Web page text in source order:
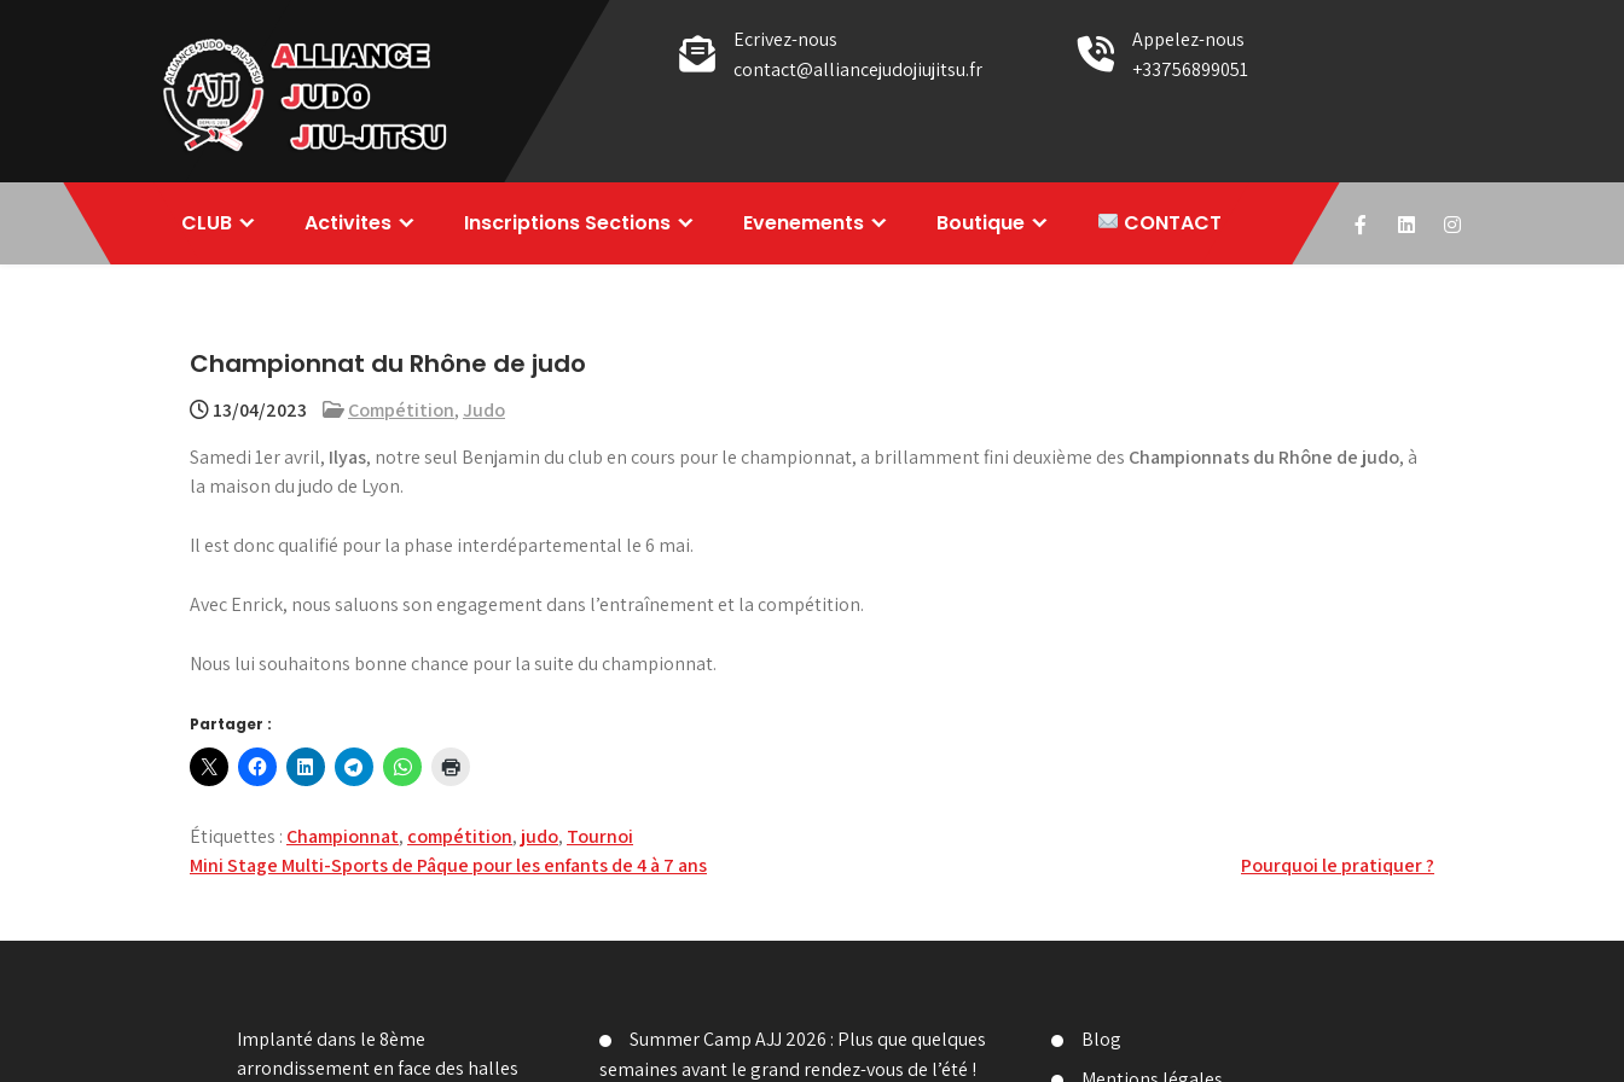
Alliance Judo
Jiu-jitsu
Ecrivez-nous
contact@alliancejudojiujitsu.fr
Appelez-nous
+33756899051
CLUB Activites Inscriptions Sections Evenements Boutique CONTACT
Championnat du Rhône de judo
13/04/2023 Compétition, Judo
Samedi 1er avril, Ilyas, notre seul Benjamin du club en cours pour le championnat, a brillamment fini deuxième des Championnats du Rhône de judo, à
la maison du judo de Lyon.
Il est donc qualifié pour la phase interdépartemental le 6 mai.
Avec Enrick, nous saluons son engagement dans l’entraînement et la compétition.
Nous lui souhaitons bonne chance pour la suite du championnat.
Partager :
Étiquettes : Championnat, compétition, judo, Tournoi
Navigation
Mini Stage Multi-Sports de Pâque pour les enfants de 4 à 7 ans Pourquoi le pratiquer ?
Implanté dans le 8ème
arrondissement en face des halles
Summer Camp AJJ 2026 : Plus que quelques
semaines avant le grand rendez-vous de l’été !
Blog